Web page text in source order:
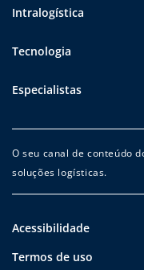
Intralogística
Tecnologia
Especialistas
O seu canal de conteúdo
soluções logísticas.
Acessibilidade
Termos de uso